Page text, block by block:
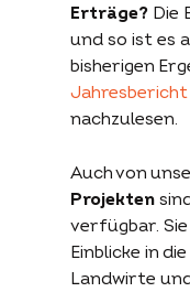
Erträge? Die
und so ist es
bisherigen
Jahresbericht
nachzulesen.
Auch von
Projekten
verfügbar.
Einblicke in
Landwirte